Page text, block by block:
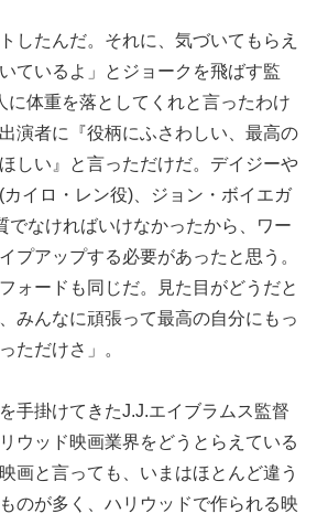
したんだ。それに、気づいてもらえ
ているよ」とジョークを飛ばす監
に体重を落としてくれと言ったわけ
演者に『役柄にふさわしい、最高の
しい』と言っただけだ。デイジーや
イロ・レン役)、ジョン・ボイエガ
でなければいけなかったから、ワー
プアップする必要があったと思う。
ォードも同じだ。見た目がどうだと
みんなに頑張って最高の自分にもっ
ただけさ」。
手掛けてきたJ.J.エイブラムス監督
ウッド映画業界をどうとらえている
画と言っても、いまはほとんど違う
のが多く、ハリウッドで作られる映